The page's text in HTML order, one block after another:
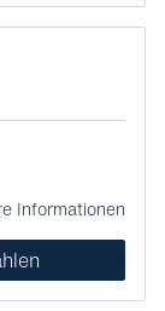
Informationen